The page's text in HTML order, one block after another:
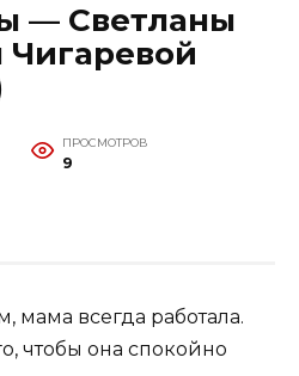
— Светланы
ПРОСМОТРОВ
9
мама всегда работала.
чтобы она спокойно